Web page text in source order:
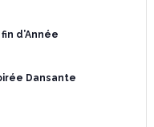
d’Année
Dansante